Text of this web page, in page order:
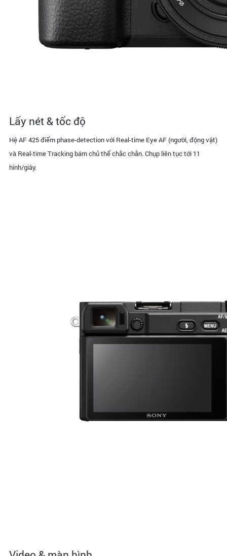
Lấy nét & tốc độ
Hệ AF 425 điểm phase-detection với Real-time Eye AF (người, động vật)
và Real-time Tracking bám chủ thể chắc chắn. Chụp liên tục tới 11
hình/giây.